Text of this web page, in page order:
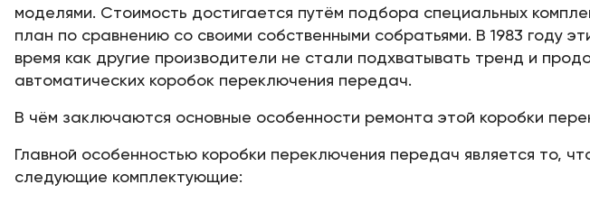
моделями. Стоимость достигается путём подбора специальных
план по сравнению со своими собственными собратьями. В 1983 году
время как другие производители не стали подхватывать тренд и
автоматических коробок переключения передач.
В чём заключаются основные особенности ремонта этой коробки
Главной особенностью коробки переключения передач является то,
следующие комплектующие: